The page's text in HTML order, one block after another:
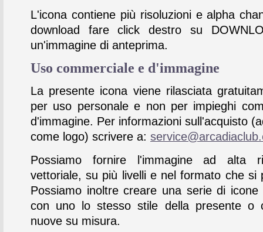
L'icona contiene più risoluzioni e alpha
download fare click destro su
un'immagine di anteprima.
Uso commerciale e d'immagine
La presente icona viene rilasciata
per uso personale e non per impieghi
d'immagine. Per informazioni sull'acquisto
come logo) scrivere a:
Possiamo fornire l'immagine ad alta
vettoriale, su più livelli e nel formato che si
Possiamo inoltre creare una serie di icone
con uno lo stesso stile della presente o
nuove su misura.